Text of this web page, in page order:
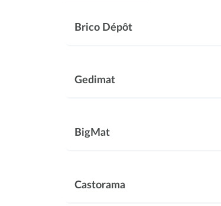
Brico Dépôt
Gedimat
BigMat
Castorama